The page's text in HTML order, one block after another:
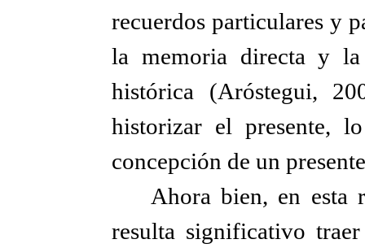
recuerdos particulares y
la memoria directa y la
histórica (Aróstegui,
historizar el presente,
concepción de un
Ahora bien, en esta
resulta significativo